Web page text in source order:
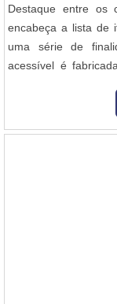
Destaque entre os
encabeça a lista de
uma série de
acessível é
componente que é